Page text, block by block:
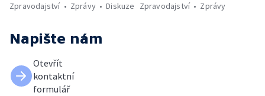
Zpravodajství
Zprávy Diskuze
Zpravodajství
Zprávy
Napište nám
Otevřít
kontaktní
formulář